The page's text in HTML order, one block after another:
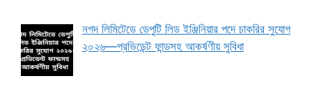
নগদ লিমিটেডে ডেপুটি লিড ইঞ্জিনিয়ার পদে চাকরির সুযোগ
২০২৬—প্রভিডেন্ট ফান্ডসহ আকর্ষণীয় সুবিধা